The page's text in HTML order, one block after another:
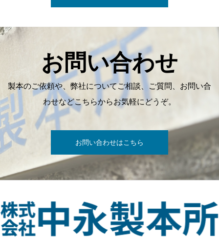
お問い合わせ
製本のご依頼や、弊社についてご相談、ご質問、お問い合
わせなどこちらからお気軽にどうぞ。
お問い合わせはこちら